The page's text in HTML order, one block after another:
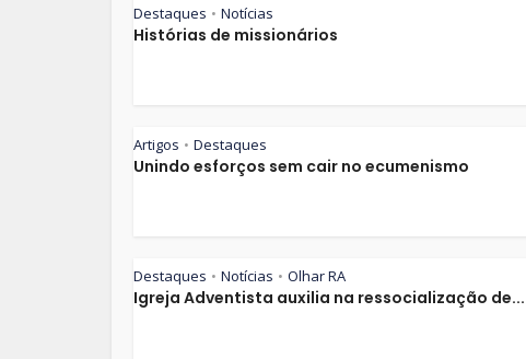
Destaques • Notícias
Histórias de missionários
Artigos • Destaques
Unindo esforços sem cair no ecumenismo
Destaques • Notícias • Olhar RA
Igreja Adventista auxilia na ressocialização de...